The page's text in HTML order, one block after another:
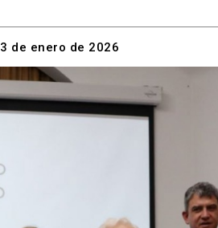
3 de enero de 2026